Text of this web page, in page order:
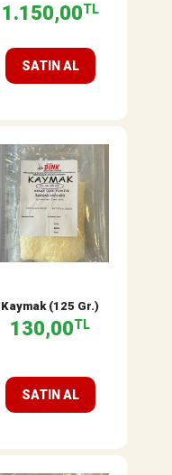
1.150,00TL
SATIN AL
Kaymak (125 Gr.)
130,00TL
SATIN AL